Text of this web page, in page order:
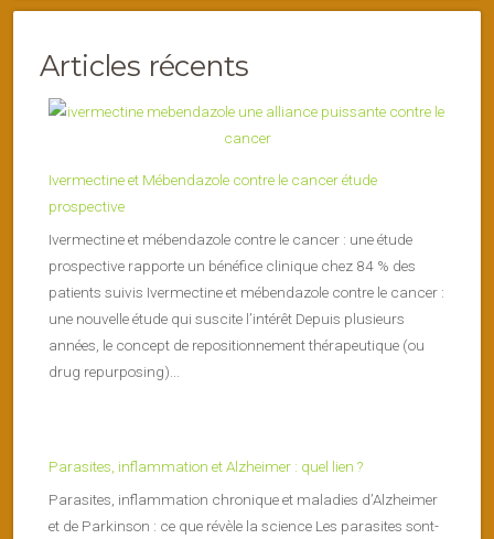
Articles récents
Ivermectine et Mébendazole contre le cancer étude
prospective
Ivermectine et mébendazole contre le cancer : une étude
prospective rapporte un bénéfice clinique chez 84 % des
patients suivis Ivermectine et mébendazole contre le cancer :
une nouvelle étude qui suscite l’intérêt Depuis plusieurs
années, le concept de repositionnement thérapeutique (ou
drug repurposing)...
Parasites, inflammation et Alzheimer : quel lien ?
Parasites, inflammation chronique et maladies d’Alzheimer
et de Parkinson : ce que révèle la science Les parasites sont-